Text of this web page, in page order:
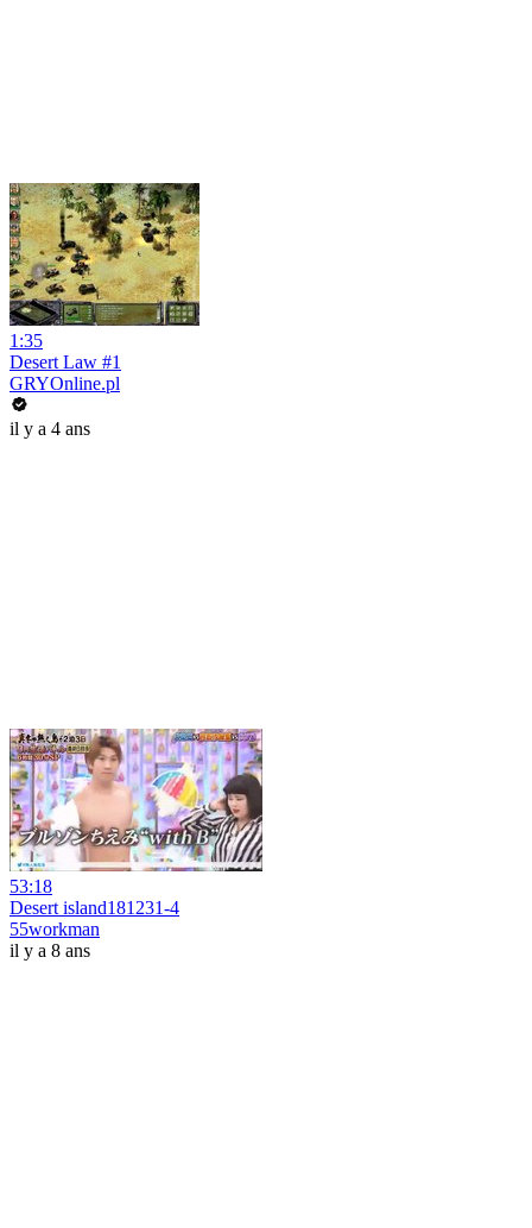
1:35
Desert Law #1
GRYOnline.pl
il y a 4 ans
53:18
Desert island181231-4
55workman
il y a 8 ans